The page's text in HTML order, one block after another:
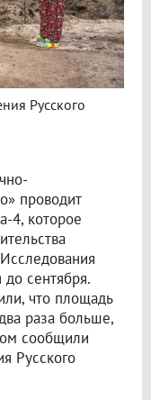
Русского
проводит
4, которое
сентября.
что площадь
раза больше,
сообщили
Русского